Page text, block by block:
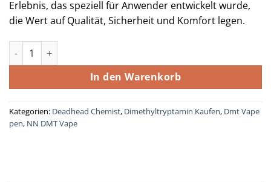
Erlebnis, das speziell für Anwender entwickelt wurde,
die Wert auf Qualität, Sicherheit und Komfort legen.
Deadhead Chemist N,N-DMT (Cartridge and Battery) 1mL
In den Warenkorb
Kategorien: Deadhead Chemist, Dimethyltryptamin Kaufen, Dmt Vape
pen, NN DMT Vape